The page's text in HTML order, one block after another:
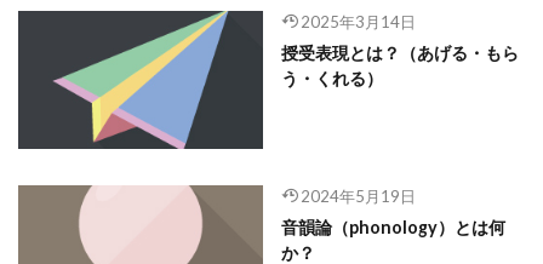
2025年3月14日
授受表現とは？（あげる・もら
う・くれる）
2024年5月19日
音韻論（phonology）とは何
か？